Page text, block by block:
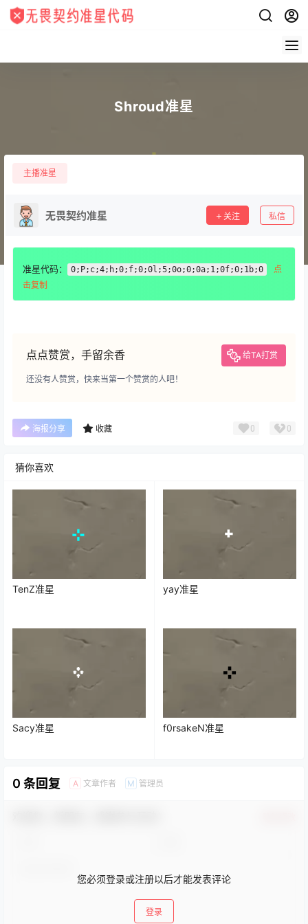
Shroud准星
主播准星
无畏契约准星 关注 私信
准星代码： 0;P;c;4;h;0;f;0;0l;5;0o;0;0a;1;0f;0;1b;0
点
击复制
点点赞赏，手留余香 给TA打赏
还没有人赞赏，快来当第一个赞赏的人吧！
海报分享 收藏 0 0
猜你喜欢
TenZ准星 yay准星
Sacy准星 f0rsakeN准星
0 条回复 A 文章作者 M 管理员
您必须登录或注册以后才能发表评论
登录